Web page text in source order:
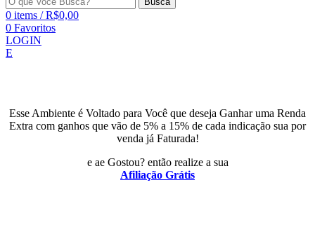
0 items / R$0,00
0 Favoritos
LOGIN
E
Esse Ambiente é Voltado para Você que deseja Ganhar uma Renda
Extra com ganhos que vão de 5% a 15% de cada indicação sua por
venda já Faturada!
e ae Gostou? então realize a sua
Afiliação Grátis